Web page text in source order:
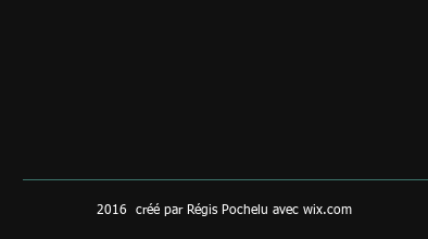
2016 créé par Régis Pochelu avec wix.com